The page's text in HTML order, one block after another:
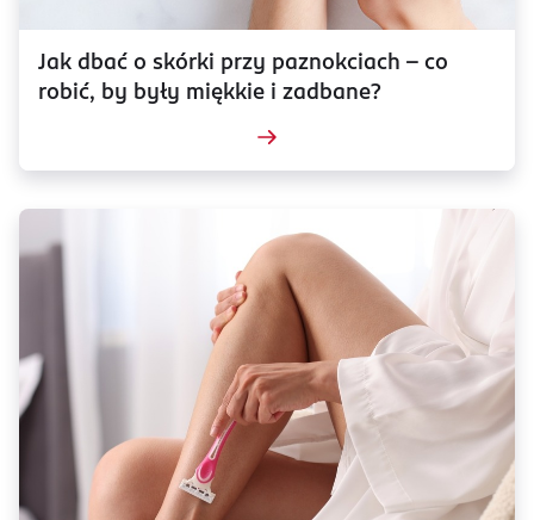
Jak dbać o skórki przy paznokciach – co
robić, by były miękkie i zadbane?